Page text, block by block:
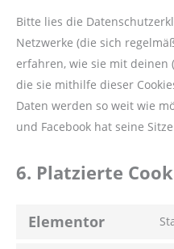
Bitte lies die
Netzwerke (die sich
erfahren, wie sie mit deinen
die sie mithilfe dieser
Daten werden so weit wie
und Facebook hat seine
6. Platzierte
Elementor